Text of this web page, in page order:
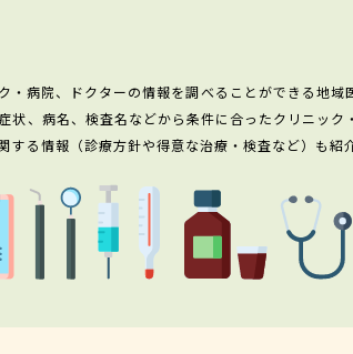
病院、ドクターの情報を調べることができる地域
、病名、検査名などから条件に合ったクリニック
る情報（診療方針や得意な治療・検査など）も紹介